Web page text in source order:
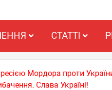
СТАТТІ
Мордора проти
Слава Україні!